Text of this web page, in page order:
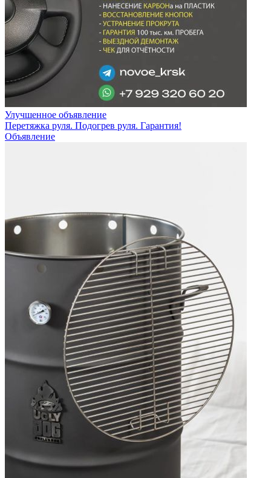
Улучшенное объявление
Перетяжка руля. Подогрев руля. Гарантия!
Объявление